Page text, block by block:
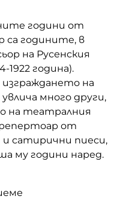
години от
са годините, в
на Русенския
година).
на
много други,
на театралния
от
сатирични пиеси,
му години наред.